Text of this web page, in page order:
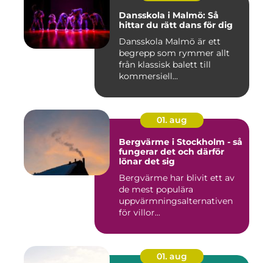
Dansskola i Malmö: Så
hittar du rätt dans för dig
Dansskola Malmö är ett
begrepp som rymmer allt
från klassisk balett till
kommersiell...
01. aug
Bergvärme i Stockholm - så
fungerar det och därför
lönar det sig
Bergvärme har blivit ett av
de mest populära
uppvärmningsalternativen
för villor...
01. aug